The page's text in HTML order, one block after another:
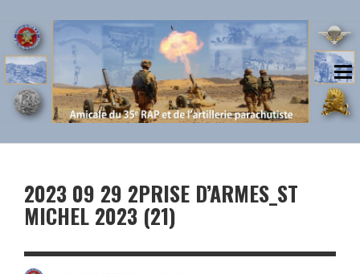
2023 09 29 2PRISE D’ARMES_ST
MICHEL 2023 (21)